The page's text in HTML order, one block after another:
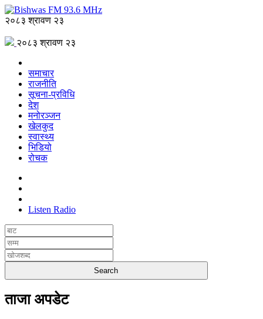
२०८३ श्रावण २३
२०८३ श्रावण २३
समाचार
राजनीति
सूचना-प्रविधि
देश
मनोरञ्जन
खेलकुद
स्वास्थ्य
भिडियो
रोचक
Listen Radio
ताजा अपडेट